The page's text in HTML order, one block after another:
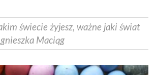
świecie żyjesz, ważne jaki świat
Maciąg